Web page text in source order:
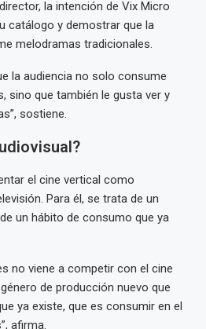
la intención de Vix Micro
catálogo y demostrar que la
melodramas tradicionales.
la audiencia no solo consume
sino que también le gusta ver y
sostiene.
el cine vertical como
Para él, se trata de un
un hábito de consumo que ya
no viene a competir con el cine
de producción nuevo que
ya existe, que es consumir en el
afirma.